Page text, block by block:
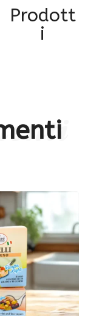
Prodott
i